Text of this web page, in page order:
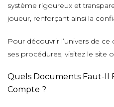
système rigoureux et
joueur, renforçant ainsi la
Pour découvrir l’univers de
ses procédures, visitez le site
Quels Documents Faut-Il
Compte ?